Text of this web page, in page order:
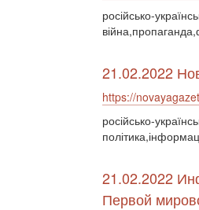
російсько-
21.02.2022
https://
російсько-
21.02.2022
Первой